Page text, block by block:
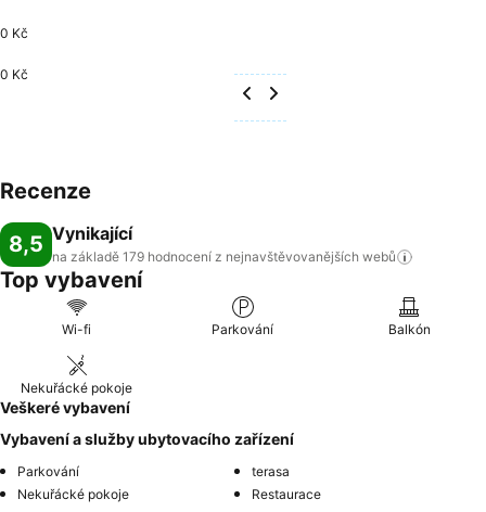
0 Kč
0 Kč
Recenze
8,5 Vynikající
na základě 179 hodnocení z nejnavštěvovanějších webů
Top vybavení
Wi-fi Parkování Balkón
Nekuřácké pokoje
Veškeré vybavení
Vybavení a služby ubytovacího zařízení
Parkování
terasa
Nekuřácké pokoje
Restaurace